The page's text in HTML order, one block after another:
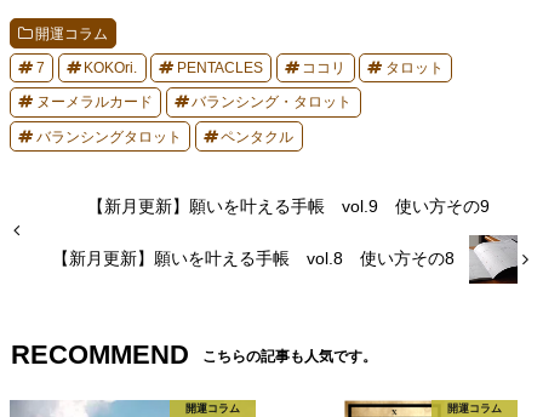
開運コラム
7 KOKOri. PENTACLES ココリ タロット
ヌーメラルカード バランシング・タロット
バランシングタロット ペンタクル
【新月更新】願いを叶える手帳 vol.9 使い方その9
【新月更新】願いを叶える手帳 vol.8 使い方その8
RECOMMEND こちらの記事も人気です。
開運コラム 開運コラム